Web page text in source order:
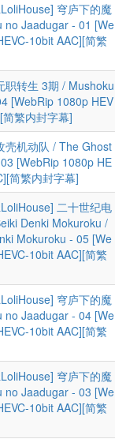
穹庐下的魔
no Jaadugar - 01 [We
10bit AAC][简繁
职转生 3期 / Mushoku
[WebRip 1080p HEV
繁内封字幕]
壳机动队 / The Ghost
[WebRip 1080p HE
简繁内封字幕]
二十世纪电
Denki Mokuroku /
Mokuroku - 05 [We
10bit AAC][简繁
穹庐下的魔
no Jaadugar - 04 [We
10bit AAC][简繁
穹庐下的魔
no Jaadugar - 03 [We
10bit AAC][简繁